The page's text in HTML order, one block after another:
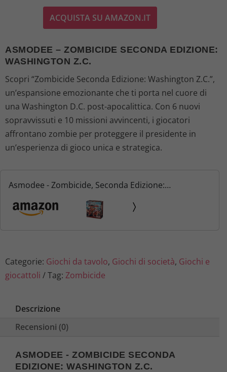
ACQUISTA SU AMAZON.IT
ASMODEE – ZOMBICIDE SECONDA EDIZIONE:
WASHINGTON Z.C.
Scopri “Zombicide Seconda Edizione: Washington Z.C.”,
un’espansione emozionante che ti porta nel cuore di
una Washington D.C. post-apocalittica. Con 6 nuovi
sopravvissuti e 10 missioni avvincenti, i giocatori
affrontano zombie per proteggere il presidente in
un’esperienza di gioco unica e strategica.
Asmodee - Zombicide, Seconda Edizione:
Washington Z.C. - Espansione Gioco da Tavolo, 1-6
Giocatori, Edizione in Italiano
Categorie: Giochi da tavolo, Giochi di società, Giochi e
giocattoli
Tag: Zombicide
Descrizione
Recensioni (0)
ASMODEE - ZOMBICIDE SECONDA
EDIZIONE: WASHINGTON Z.C.